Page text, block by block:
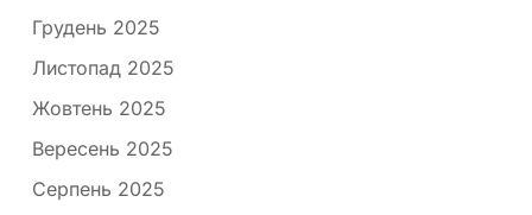
Грудень 2025
Листопад 2025
Жовтень 2025
Вересень 2025
Серпень 2025